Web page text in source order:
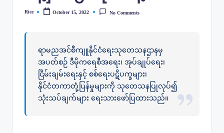
Posted
Rice October 15, 2022 No Comments
ရာမညအင်စီကျူနိုင်ငံရေးသုတေသနဌာနမှ
အပတ်စဉ် ဒီမိုကရေစီအရေး၊ အုပ်ချုပ်ရေး၊
ငြိမ်းချမ်းရေးနှင့် စစ်ရေးပဋိပက္ခများ၊
နိုင်ငံတကာတုံ့ပြန်မှုများကို သုတေသနပြုလုပ်၍
သုံးသပ်ချက်များ ရေးသားဖော်ပြထားသည်။